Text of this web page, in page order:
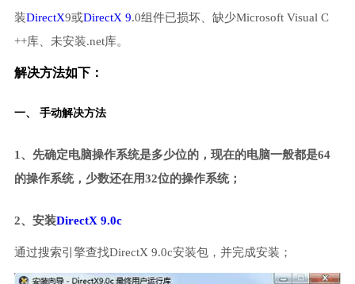
装DirectX9或DirectX 9.0组件已损坏、缺少Microsoft Visual C
++库、未安装.net库。
解决方法如下：
一、 手动解决方法
1、先确定电脑操作系统是多少位的，现在的电脑一般都是64
的操作系统，少数还在用32位的操作系统；
2、安装DirectX 9.0c
通过搜索引擎查找DirectX 9.0c安装包，并完成安装；